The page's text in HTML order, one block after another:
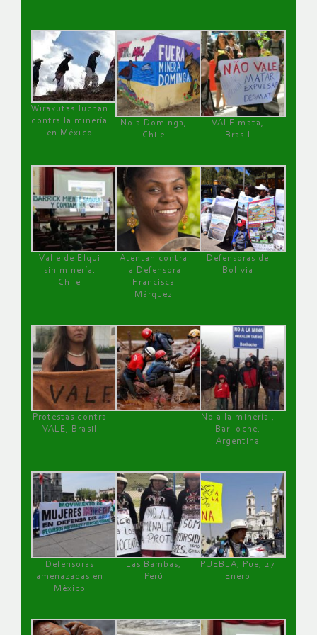
Wirakutas luchan
contra la minería
en México
No a Dominga,
Chile
VALE mata,
Brasil
Valle de Elqui
sin minería.
Chile
Atentan contra
la Defensora
Francisca
Márquez
Defensoras de
Bolivia
Protestas contra
VALE, Brasil
No a la minería ,
Bariloche,
Argentina
Defensoras
amenazadas en
México
Las Bambas,
Perú
PUEBLA, Pue, 27
Enero